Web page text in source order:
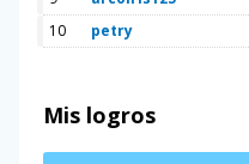
10
petry
Mis logros